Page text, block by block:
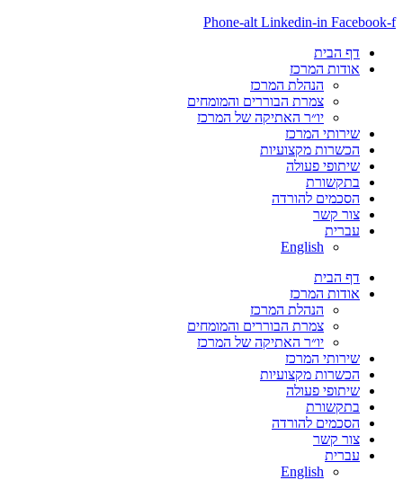
Phone-alt Linkedin-in Facebook-f
דף הבית
אודות המרכז
הנהלת המרכז
צמרת הבוררים והמומחים
יו״ר האתיקה של המרכז
שירותי המרכז
הכשרות מקצועיות
שיתופי פעולה
בתקשורת
הסכמים להורדה
צור קשר
עברית
English
דף הבית
אודות המרכז
הנהלת המרכז
צמרת הבוררים והמומחים
יו״ר האתיקה של המרכז
שירותי המרכז
הכשרות מקצועיות
שיתופי פעולה
בתקשורת
הסכמים להורדה
צור קשר
עברית
English